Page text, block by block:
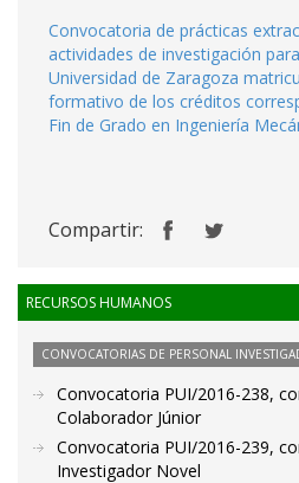
Convocatoria de prácticas
actividades de investigación
Universidad de Zaragoza
formativo de los créditos
Fin de Grado en Ingeniería
Compartir:
RECURSOS HUMANOS
CONVOCATORIAS DE PERSONAL
Convocatoria PUI/2016-238,
Colaborador Júnior
Convocatoria PUI/2016-239,
Investigador Novel